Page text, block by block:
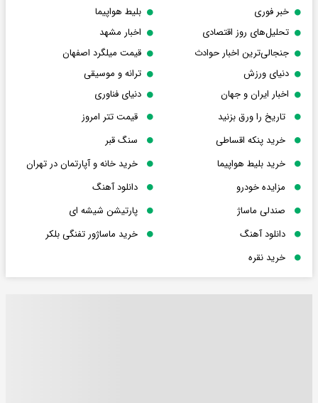
خبر فوری
بلیط هواپیما
تحلیل‌های روز اقتصادی
اخبار مشهد
جنجالی‌ترین اخبار حوادث
قیمت میلگرد اصفهان
دنیای ورزش
ترانه و موسیقی
اخبار ایران و جهان
دنیای فناوری
تاریخ را ورق بزنید
قیمت تتر امروز
خرید پنکه اقساطی
سنگ قبر
خرید بلیط هواپیما
خرید خانه و آپارتمان در تهران
مزایده خودرو
دانلود آهنگ
صندلی ماساژ
پارتیشن شیشه ای
دانلود آهنگ
خرید ماساژور تفنگی بلکر
خرید نقره